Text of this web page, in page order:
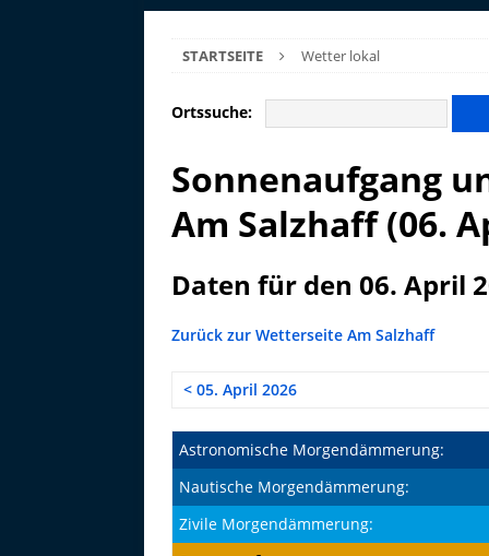
STARTSEITE Wetter lokal
Ortssuche:
Sonnenaufgang
Am Salzhaff (06.
Daten für den 06. April
Zurück zur Wetterseite Am Salzhaff
< 05. April 2026
Astronomische Morgendämmerung:
Nautische Morgendämmerung:
Zivile Morgendämmerung: